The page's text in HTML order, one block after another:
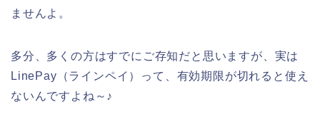
ませんよ。
多分、多くの方はすでにご存知だと思いますが、実は
LinePay（ラインペイ）って、有効期限が切れると使え
ないんですよね～♪